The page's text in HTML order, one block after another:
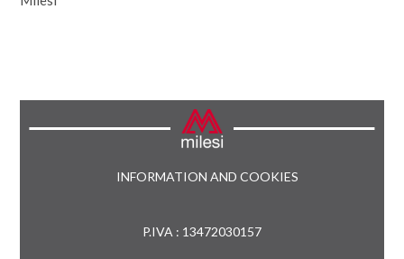
INFORMATION AND COOKIES
P.IVA : 13472030157